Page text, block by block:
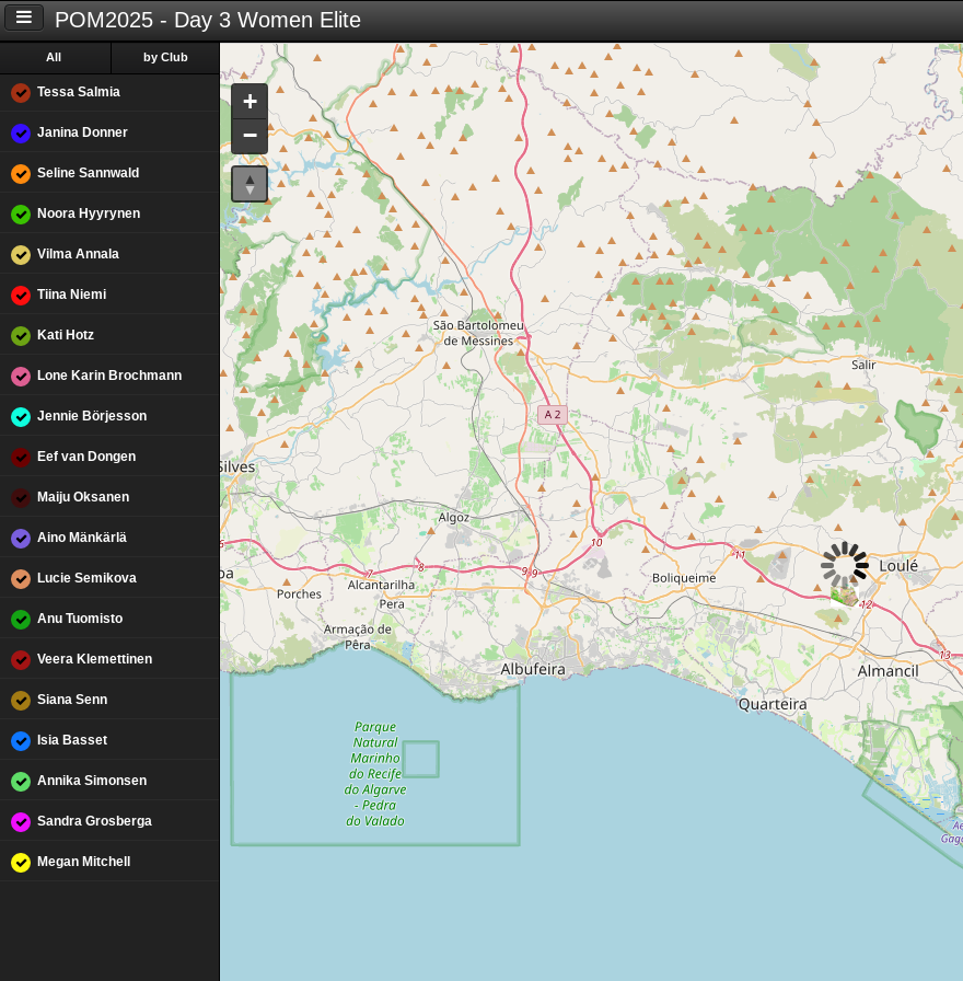
POM2025 - Day 3 Women Elite
Tessa Salmia
Janina Donner
Seline Sannwald
Noora Hyyrynen
Vilma Annala
Tiina Niemi
Kati Hotz
Lone Karin Brochmann
Jennie Börjesson
Eef van Dongen
Maiju Oksanen
Aino Mänkärlä
Lucie Semikova
Anu Tuomisto
Veera Klemettinen
Siana Senn
Isia Basset
Annika Simonsen
Sandra Grosberga
Megan Mitchell
All by Club
+
−